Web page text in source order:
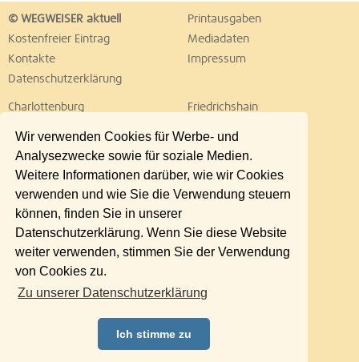
Wir verwenden Cookies für Werbe- und
Analysezwecke sowie für soziale Medien.
Weitere Informationen darüber, wie wir Cookies
verwenden und wie Sie die Verwendung steuern
können, finden Sie in unserer
Datenschutzerklärung. Wenn Sie diese Website
weiter verwenden, stimmen Sie der Verwendung
von Cookies zu.
Zu unserer Datenschutzerklärung
Ich stimme zu
© WEGWEISER aktuell
Printausgaben
Kostenfreier Eintrag
Mediadaten
Kontakte
Impressum
Datenschutzerklärung
Charlottenburg
Friedrichshain
Lichtenberg
Marzahn
Neukölln
Pankow
Reinickendorf
Schöneberg
Spandau
Steglitz
Tempelhof
Treptow
Umland Ost